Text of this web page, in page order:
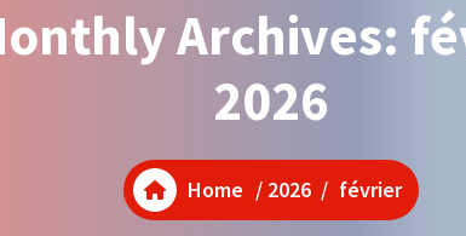
Archives:
2026
Home / 2026/ février